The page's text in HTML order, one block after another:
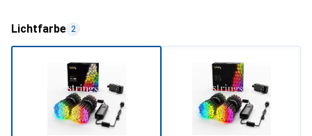
Lichtfarbe 2